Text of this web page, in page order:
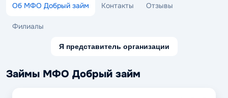
Об МФО Добрый займ Контакты Отзывы
Филиалы
Я представитель организации
Займы МФО Добрый займ